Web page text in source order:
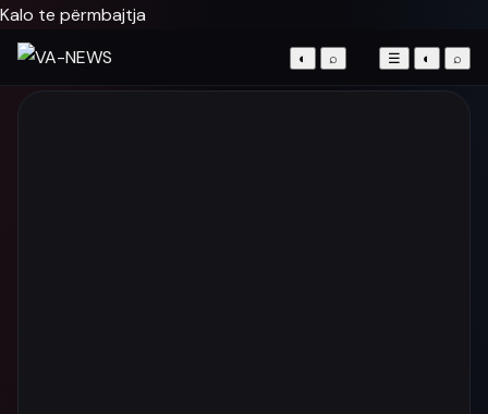
Kalo te përmbajtja
◐ ⌕ ☰ ◐ ⌕